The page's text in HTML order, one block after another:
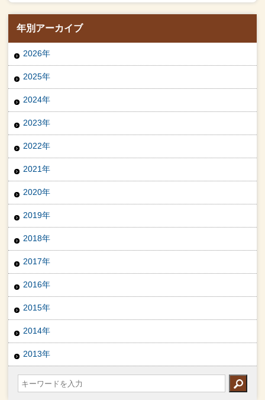
年別アーカイブ
2026年
2025年
2024年
2023年
2022年
2021年
2020年
2019年
2018年
2017年
2016年
2015年
2014年
2013年